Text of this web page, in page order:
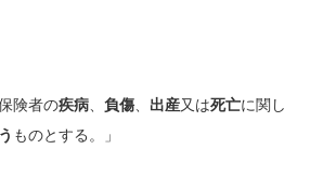
険者の疾病 負傷 出産又は死亡に関し
ものとする。」